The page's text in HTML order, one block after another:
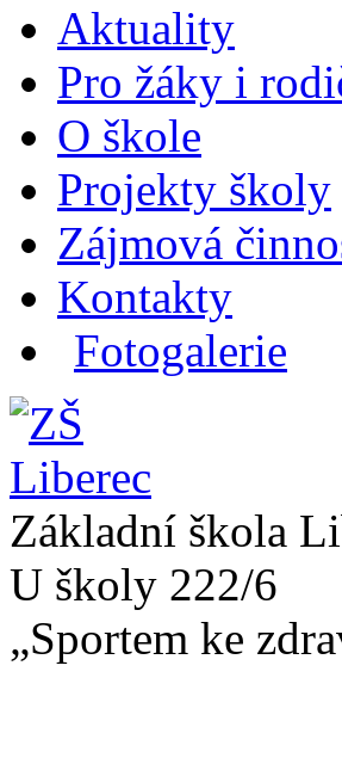
Aktuality
Pro žáky i
O škole
Projekty školy
Zájmová
Kontakty
Fotogalerie
Základní škola
U školy 222/6
„Sportem ke